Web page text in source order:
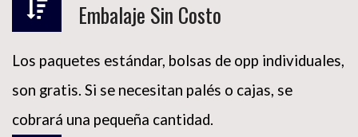
Embalaje Sin Costo
Los paquetes estándar, bolsas de opp individuales,
son gratis. Si se necesitan palés o cajas, se
cobrará una pequeña cantidad.